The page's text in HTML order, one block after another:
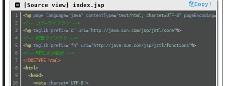
Copy!
[Source view] index.jsp
<%@ page language="java" contentType="text/html; charset=UTF-8" pageEncoding=
<!-- コア―ライブラリ -->
<%@ taglib prefix="c" uri ="http://java.sun.com/jsp/jstl/core"%>
<!-- 関数ライブラリ -->
<%@ taglib prefix="fn" uri ="http://java.sun.com/jsp/jstl/functions"%>
<!-- HTMLタグ開始 -->
<!DOCTYPE html>
< html >
< head>
<meta charset="UTF-8">